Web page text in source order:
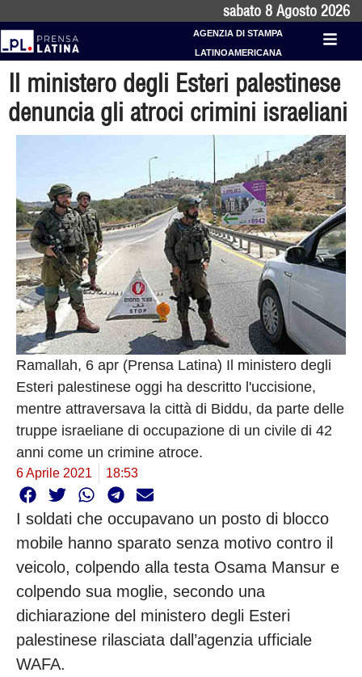
sabato 8 Agosto 2026
AGENZIA DI STAMPA
LATINOAMERICANA
Il ministero degli Esteri palestinese
denuncia gli atroci crimini israeliani
Ramallah, 6 apr (Prensa Latina) Il ministero degli
Esteri palestinese oggi ha descritto l'uccisione,
mentre attraversava la città di Biddu, da parte delle
truppe israeliane di occupazione di un civile di 42
anni come un crimine atroce.
6 Aprile 2021 18:53
I soldati che occupavano un posto di blocco
mobile hanno sparato senza motivo contro il
veicolo, colpendo alla testa Osama Mansur e
colpendo sua moglie, secondo una
dichiarazione del ministero degli Esteri
palestinese rilasciata dall’agenzia ufficiale
WAFA.